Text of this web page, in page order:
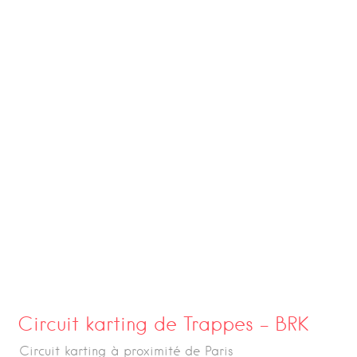
Circuit karting de Trappes – BRK
Circuit karting à proximité de Paris